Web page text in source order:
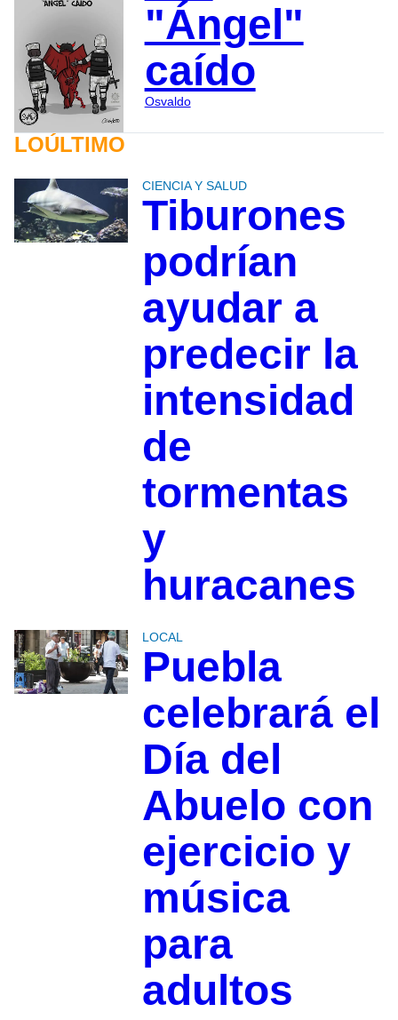
"Ángel"
caído
Osvaldo
LOÚLTIMO
CIENCIA Y SALUD
Tiburones
podrían
ayudar a
predecir la
intensidad
de
tormentas
y
huracanes
LOCAL
Puebla
celebrará el
Día del
Abuelo con
ejercicio y
música
para
adultos